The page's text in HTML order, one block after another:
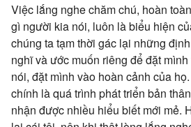
Việc lắng nghe chăm chú, hoàn
gì người kia nói, luôn là biểu hiện
chúng ta tạm thời gác lại những
nghĩ và ước muốn riêng để đặt
nói, đặt mình vào hoàn cảnh của
chính là quá trình phát triển bản
nhận được nhiều hiểu biết mới mẻ.